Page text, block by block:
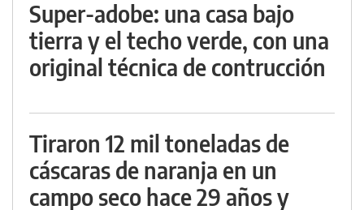
Super-adobe: una casa bajo
tierra y el techo verde, con una
original técnica de contrucción
Tiraron 12 mil toneladas de
cáscaras de naranja en un
campo seco hace 29 años y